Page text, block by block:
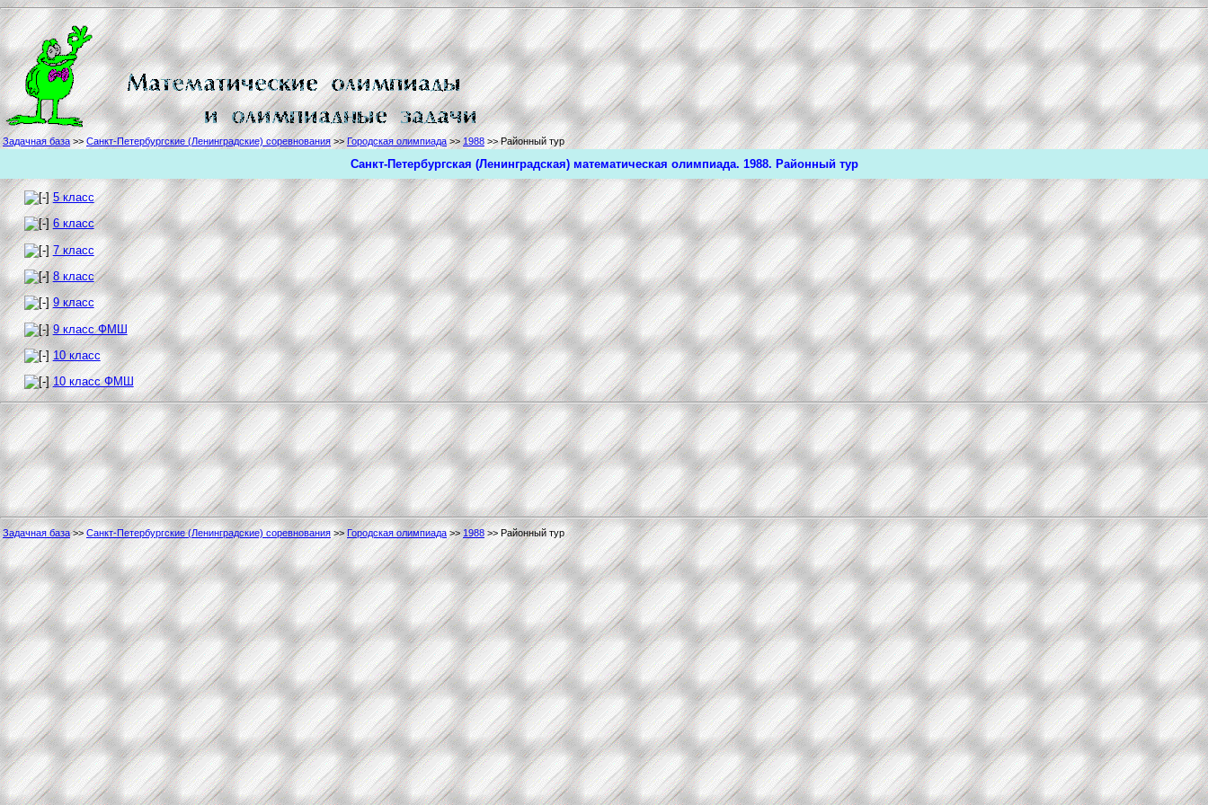
Задачная база>> Санкт-Петербургские (Ленинградские) соревнования>> Городская олимпиада>> 1988 >> Районный тур
Санкт-Петербургская (Ленинградская) математическая олимпиада. 1988. Районный тур
5 класс
6 класс
7 класс
8 класс
9 класс
9 класс ФМШ
10 класс
10 класс ФМШ
Задачная база>>Санкт-Петербургские (Ленинградские) соревнования >> Городская олимпиада >> 1988>> Районный тур